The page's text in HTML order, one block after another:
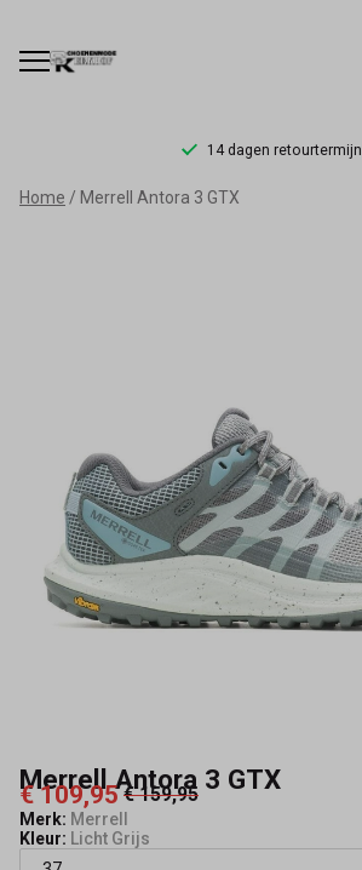
14 dagen retourtermijn
Merell
Schoenmode
Kerkhof
Home Merrell Antora 3 GTX
Merrell Antora 3 GTX
€ 109,95 € 159,95
Merk: Merrell
Kleur: Licht Grijs